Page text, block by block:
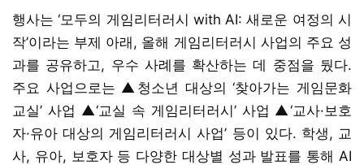
행사는 ‘모두의 게임리터러시 with AI: 새로운 여정의 시
작’이라는 부제 아래, 올해 게임리터러시 사업의 주요 성
과를 공유하고, 우수 사례를 확산하는 데 중점을 뒀다.
주요 사업으로는 ▲청소년 대상의 ‘찾아가는 게임문화
교실’ 사업 ▲‘교실 속 게임리터러시’ 사업 ▲‘교사·보호
자·유아 대상의 게임리터러시 사업’ 등이 있다. 학생, 교
사, 유아, 보호자 등 다양한 대상별 성과 발표를 통해 AI